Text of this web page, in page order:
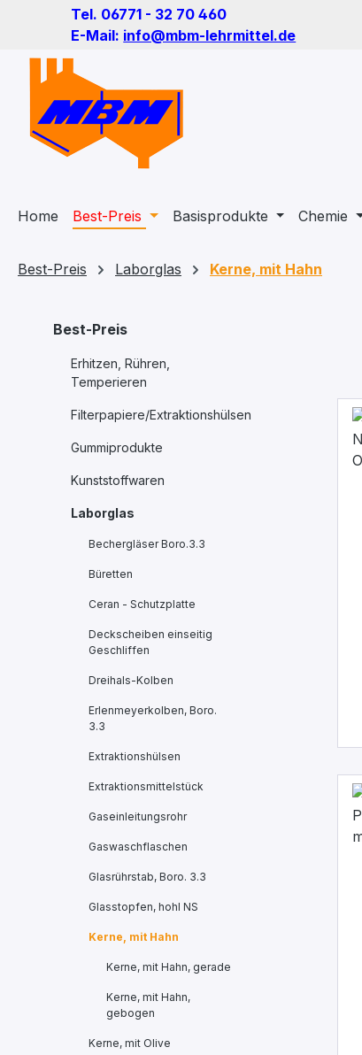
Hauptinhalt springen
Zur Suche springen
Zur Hauptnavigation springen
Tel. 06771 - 32 70 460
E-Mail: info@mbm-lehrmittel.de
Home Best-Preis Basisprodukte Chemie
Best-Preis Laborglas Kerne, mit Hahn
Best-Preis
Erhitzen, Rühren,
Temperieren
Filterpapiere/Extraktionshülsen
Gummiprodukte
Kunststoffwaren
Laborglas
Bechergläser Boro.3.3
Büretten
Ceran - Schutzplatte
Deckscheiben einseitig
Geschliffen
Dreihals-Kolben
Erlenmeyerkolben, Boro.
3.3
Extraktionshülsen
Extraktionsmittelstück
Gaseinleitungsrohr
Gaswaschflaschen
Glasrührstab, Boro. 3.3
Glasstopfen, hohl NS
Kerne, mit Hahn
Kerne, mit Hahn, gerade
Kerne, mit Hahn,
gebogen
Kerne, mit Olive